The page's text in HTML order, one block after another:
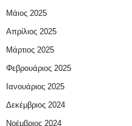
Μάιος 2025
Απρίλιος 2025
Μάρτιος 2025
Φεβρουάριος 2025
Ιανουάριος 2025
Δεκέμβριος 2024
Νοέμβριος 2024